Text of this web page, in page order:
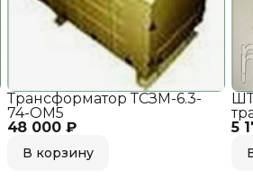
48 000 ₽
Трансформатор ТСЗМ-6.3-
74-ОМ5
В корзину
5